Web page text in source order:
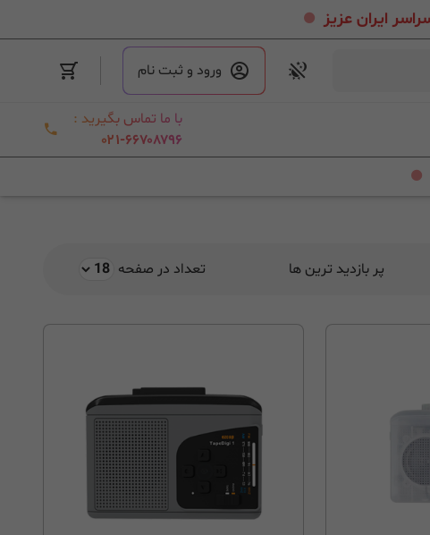
ورود و ثبت نام
با ما تماس بگیرید :
۰۲۱-۶۶۷۰۸۷۹۶
.
پر بازدید ترین ها تعداد در صفحه